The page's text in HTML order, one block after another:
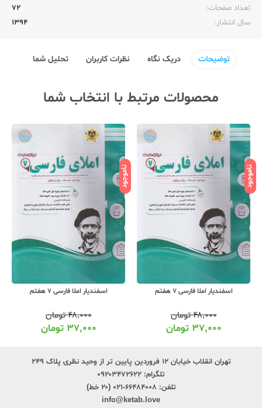
تعداد صفحات:‌
72
سال انتشار:‌
1394
توضیحات دریک نگاه نظرات کاربران تحلیل شما
محصولات مرتبط با انتخاب شما
ناموجود
اسفندیار املا فارسی 7 هفتم
۴۸,۰۰۰تومان
۳۷,۰۰۰ تومان
ناموجود
اسفندیار املا فارسی 7 هفتم
۴۸,۰۰۰تومان
۳۷,۰۰۰ تومان
تهران انقلاب خیابان ۱۲ فروردین پایین تر از وحید نظری پلاک ۲۴۹
تلگرام: ۰۹۲۰۳۴۷۲۶۲۲
تلفن: ۶۶۴۸۴۰۰۸-۰۲۱ (۲۰ خط)
info@ketab.love